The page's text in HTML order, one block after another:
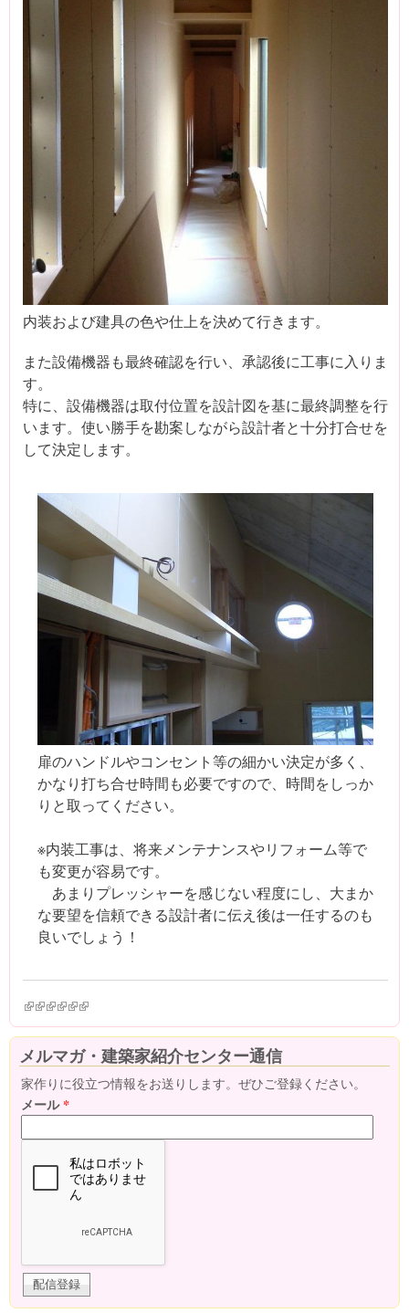
内装および建具の色や仕上を決めて行きます。
また設備機器も最終確認を行い、承認後に工事に入りま
す。
特に、設備機器は取付位置を設計図を基に最終調整を行
います。使い勝手を勘案しながら設計者と十分打合せを
して決定します。
扉のハンドルやコンセント等の細かい決定が多く、
かなり打ち合せ時間も必要ですので、時間をしっか
りと取ってください。
※内装工事は、将来メンテナンスやリフォーム等で
も変更が容易です。
あまりプレッシャーを感じない程度にし、大まか
な要望を信頼できる設計者に伝え後は一任するのも
良いでしょう！
(link is external)
(link is external)
(link is external)
(link is external)
(link is external)
(link is external)
メルマガ・建築家紹介センター通信
家作りに役立つ情報をお送りします。ぜひご登録ください。
メール*